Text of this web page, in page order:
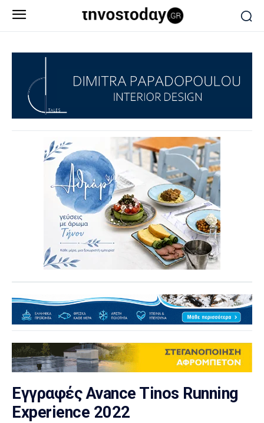
Εγγραφές Avance Tinos Running
Experience 2022